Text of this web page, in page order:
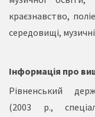
краєзнавство,
середовищі,
Інформація про
Рівненський
(2003 р.,